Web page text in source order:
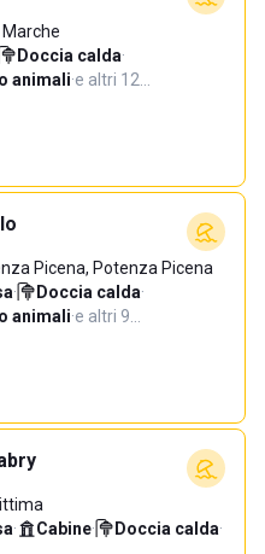
Doccia calda·
animali·e altri 12…
Picena, Potenza Picena
· Doccia calda·
animali·e altri 9…
· Cabine· Doccia calda·